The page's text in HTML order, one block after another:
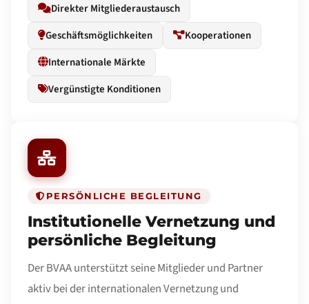
Direkter Mitgliederaustausch
Geschäftsmöglichkeiten
Kooperationen
Internationale Märkte
Vergünstigte Konditionen
PERSÖNLICHE BEGLEITUNG
Institutionelle Vernetzung und
persönliche Begleitung
Der BVAA unterstützt seine Mitglieder und Partner
aktiv bei der internationalen Vernetzung und